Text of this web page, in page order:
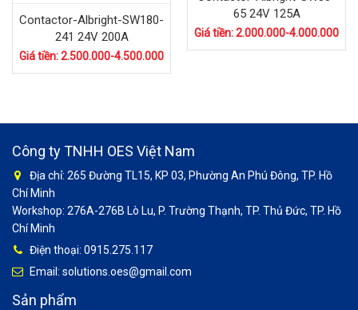
Contactor-Albright-SW180-
241 24V 200A
Giá tiền: 2.500.000-4.500.000
65 24V 125A
Giá tiền: 2.000.000-4.000.000
Công ty TNHH OES Việt Nam
Địa chỉ: 265 Đường TL15, KP 03, Phường An Phú Đông, TP. Hồ
Chí Minh
Workshop: 276A-276B Lò Lu, P. Trường Thạnh, TP. Thủ Đức, TP. Hồ
Chí Minh
Điện thoại: 0915.275.117
Email: solutions.oes@gmail.com
Sản phẩm